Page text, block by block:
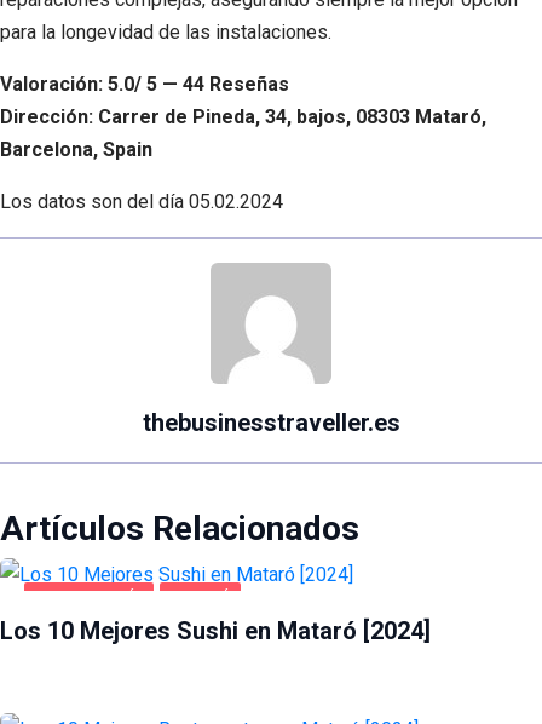
para la longevidad de las instalaciones.
Valoración: 5.0/ 5 — 44 Reseñas
Dirección: Carrer de Pineda, 34, bajos, 08303 Mataró,
Barcelona, Spain
Los datos son del día 05.02.2024
thebusinesstraveller.es
Artículos Relacionados
GASTRONOMÍA MATARÓ
Los 10 Mejores Sushi en Mataró [2024]